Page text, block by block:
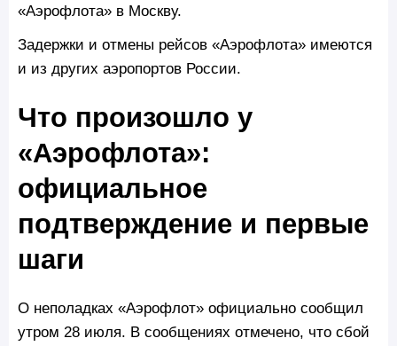
«Аэрофлота» в Москву.
Задержки и отмены рейсов «Аэрофлота» имеются
и из других аэропортов России.
Что произошло у
«Аэрофлота»:
официальное
подтверждение и первые
шаги
О неполадках «Аэрофлот» официально сообщил
утром 28 июля. В сообщениях отмечено, что сбой